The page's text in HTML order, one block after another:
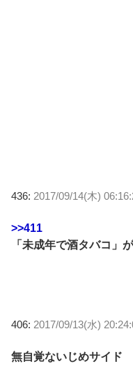
436: 2017/09/14(木)
>>411
「未成年で酒タバコ」
406: 2017/09/13(水)
無自覚ないじめサイド